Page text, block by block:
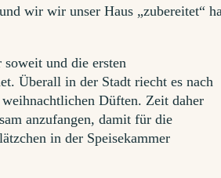
wir wir unser Haus „zubereitet“